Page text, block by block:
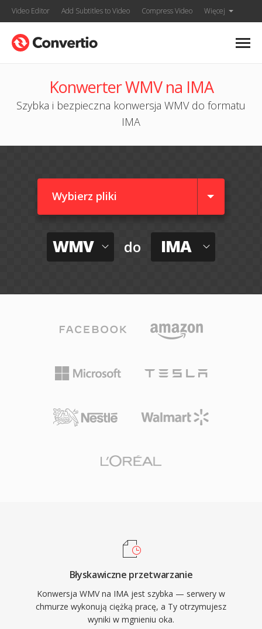
Video Editor Add Subtitles to Video Compress Video Więcej
Konwerter WMV na IMA
Szybka i bezpieczna konwersja WMV do formatu
IMA
Wybierz pliki
WMV do IMA
Błyskawiczne przetwarzanie
Konwersja WMV na IMA jest szybka — serwery w
chmurze wykonują ciężką pracę, a Ty otrzymujesz
wyniki w mgnieniu oka.